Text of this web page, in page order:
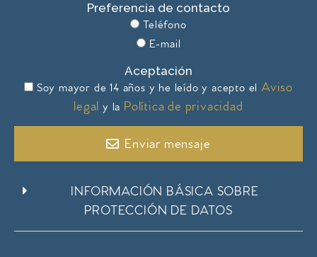
Preferencia de contacto
Teléfono
E-mail
Aceptación
Soy mayor de 14 años y he leído y acepto el Aviso
legaly la Política de privacidad
Enviar mensaje
INFORMACIÓN BÁSICA SOBRE
PROTECCIÓN DE DATOS